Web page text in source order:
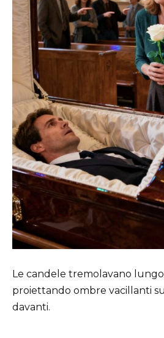
Le candele tremolavano
proiettando ombre vacillanti
davanti.